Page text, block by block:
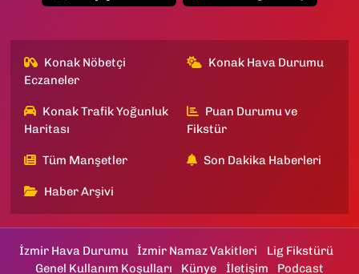
Konak Nöbetçi
Eczaneler
Konak Hava Durumu
Konak Trafik Yoğunluk
Haritası
Puan Durumu ve
Fikstür
Tüm Manşetler Son Dakika Haberleri
Haber Arşivi
İzmir Hava Durumu İzmir Namaz Vakitleri
Lig Fikstürü
Genel Kullanım Koşulları
Künye İletişim Podcast